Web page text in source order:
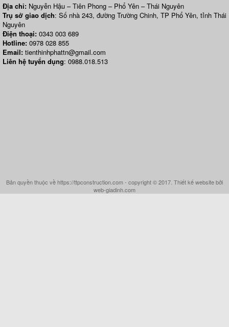
Địa chỉ: Nguyễn Hậu – Tiên Phong – Phổ Yên – Thái Nguyên
Trụ sở giao dịch: Số nhà 243, đường Trường Chinh, TP Phổ Yên, tỉnh Thái
Nguyên
Điện thoại: 0343 003 689
Hotline: 0978 028 855
Email: tienthinhphattn@gmail.com
Liên hệ tuyển dụng: 0988.018.513
Bản quyền thuộc về https://ttpconstruction.com - copyright © 2017. Thiết kế website bởi
web-giadinh.com